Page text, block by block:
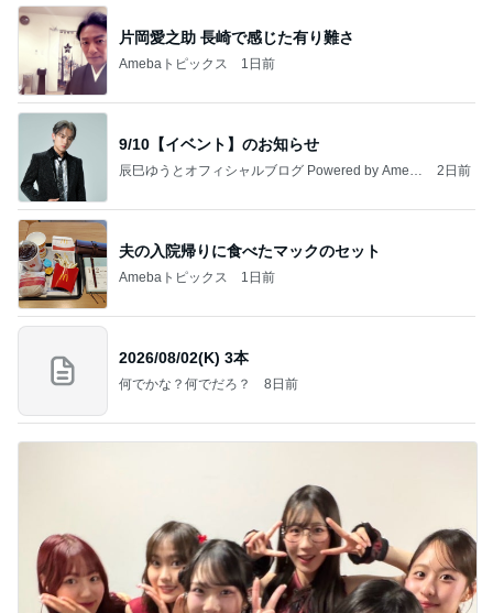
片岡愛之助 長崎で感じた有り難さ
Amebaトピックス 1日前
9/10【イベント】のお知らせ
辰巳ゆうとオフィシャルブログ Powered by Ameb
2日前
夫の入院帰りに食べたマックのセット
Amebaトピックス 1日前
2026/08/02(K) 3本
何でかな？何でだろ？ 8日前